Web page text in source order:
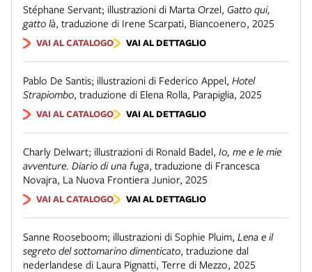
Stéphane Servant; illustrazioni di Marta Orzel, Gatto qui,
gatto là, traduzione di Irene Scarpati, Biancoenero, 2025
VAI AL CATALOGO VAI AL DETTAGLIO
Pablo De Santis; illustrazioni di Federico Appel, Hotel
Strapiombo, traduzione di Elena Rolla, Parapiglia, 2025
VAI AL CATALOGO VAI AL DETTAGLIO
Charly Delwart; illustrazioni di Ronald Badel, Io, me e le mie
avventure. Diario di una fuga, traduzione di Francesca
Novajra, La Nuova Frontiera Junior, 2025
VAI AL CATALOGO VAI AL DETTAGLIO
Sanne Rooseboom; illustrazioni di Sophie Pluim, Lena e il
segreto del sottomarino dimenticato, traduzione dal
nederlandese di Laura Pignatti, Terre di Mezzo, 2025